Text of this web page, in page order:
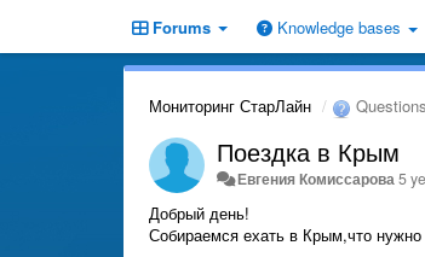
Forums Knowledge bases
Мониторинг СтарЛайн Questions
Поездка в Крым
Евгения Комиссарова 5
Добрый день!
Собираемся ехать в Крым,что